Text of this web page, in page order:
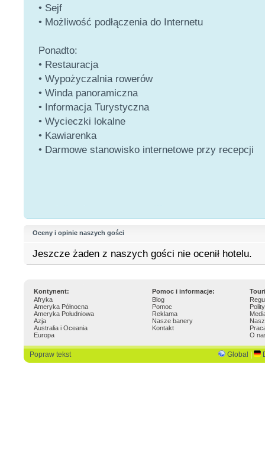
• Sejf
• Możliwość podłączenia do Internetu
Ponadto:
• Restauracja
• Wypożyczalnia rowerów
• Winda panoramiczna
• Informacja Turystyczna
• Wycieczki lokalne
• Kawiarenka
• Darmowe stanowisko internetowe przy recepcji
Oceny i opinie naszych gości
Jeszcze żaden z naszych gości nie ocenił hotelu.
Kontynent: Pomoc i informacje:
Afryka
Ameryka Północna
Ameryka Południowa
Azja
Australia i Oceania
Europa
Blog
Pomoc
Reklama
Nasze banery
Kontakt
O
Popraw tekst Global